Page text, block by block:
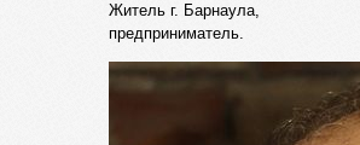
Житель г. Барнаула,
предприниматель.